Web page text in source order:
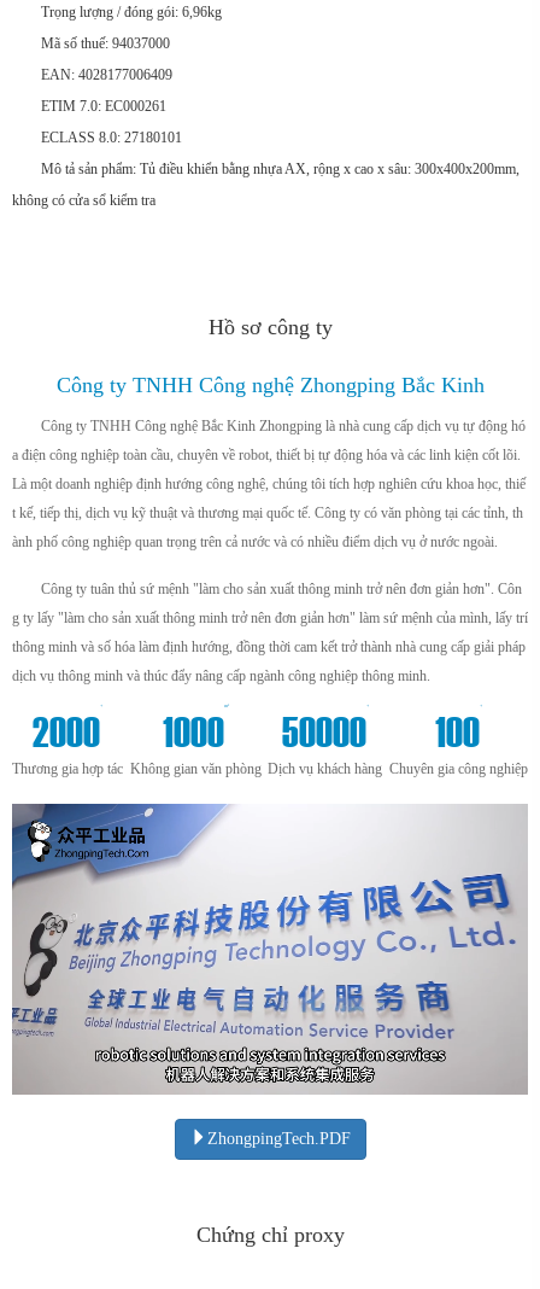
Trọng lượng / đóng gói: 6,96kg
Mã số thuế: 94037000
EAN: 4028177006409
ETIM 7.0: EC000261
ECLASS 8.0: 27180101
Mô tả sản phẩm: Tủ điều khiển bằng nhựa AX, rộng x cao x sâu: 300x400x200mm,
không có cửa sổ kiểm tra
Hồ sơ công ty
Công ty TNHH Công nghệ Zhongping Bắc Kinh
Công ty TNHH Công nghệ Bắc Kinh Zhongping là nhà cung cấp dịch vụ tự động hó
a điện công nghiệp toàn cầu, chuyên về robot, thiết bị tự động hóa và các linh kiện cốt lõi.
Là một doanh nghiệp định hướng công nghệ, chúng tôi tích hợp nghiên cứu khoa học, thiế
t kế, tiếp thị, dịch vụ kỹ thuật và thương mại quốc tế. Công ty có văn phòng tại các tỉnh, th
ành phố công nghiệp quan trọng trên cả nước và có nhiều điểm dịch vụ ở nước ngoài.
Công ty tuân thủ sứ mệnh "làm cho sản xuất thông minh trở nên đơn giản hơn". Côn
g ty lấy "làm cho sản xuất thông minh trở nên đơn giản hơn" làm sứ mệnh của mình, lấy trí
thông minh và số hóa làm định hướng, đồng thời cam kết trở thành nhà cung cấp giải pháp
dịch vụ thông minh và thúc đẩy nâng cấp ngành công nghiệp thông minh.
2000
+
Thương gia hợp tác
1000
m²
Không gian văn phòng
50000
+
Dịch vụ khách hàng
100
+
Chuyên gia công nghiệp
ZhongpingTech.PDF
Chứng chỉ proxy